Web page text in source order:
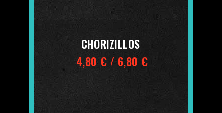
CHORIZILLOS
4,80 € / 6,80 €